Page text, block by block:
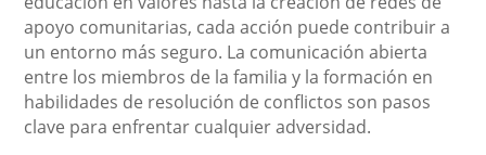
apoyo comunitarias, cada acción puede contribuir a
un entorno más seguro. La comunicación abierta
entre los miembros de la familia y la formación en
habilidades de resolución de conflictos son pasos
clave para enfrentar cualquier adversidad.